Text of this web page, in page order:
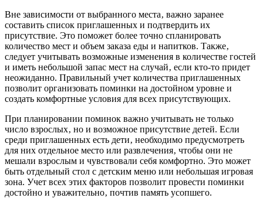
Вне зависимости от выбранного места‚ важно заранее
составить список приглашенных и подтвердить их
присутствие. Это поможет более точно спланировать
количество мест и объем заказа еды и напитков. Также‚
следует учитывать возможные изменения в количестве гостей
и иметь небольшой запас мест на случай‚ если кто-то придет
неожиданно. Правильный учет количества приглашенных
позволит организовать поминки на достойном уровне и
создать комфортные условия для всех присутствующих.
При планировании поминок важно учитывать не только
число взрослых‚ но и возможное присутствие детей. Если
среди приглашенных есть дети‚ необходимо предусмотреть
для них отдельное место или развлечения‚ чтобы они не
мешали взрослым и чувствовали себя комфортно. Это может
быть отдельный стол с детским меню или небольшая игровая
зона. Учет всех этих факторов позволит провести поминки
достойно и уважительно‚ почтив память усопшего.